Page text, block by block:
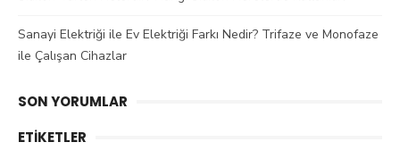
Sanayi Elektriği ile Ev Elektriği Farkı Nedir? Trifaze ve Monofaze
ile Çalışan Cihazlar
SON YORUMLAR
ETIKETLER